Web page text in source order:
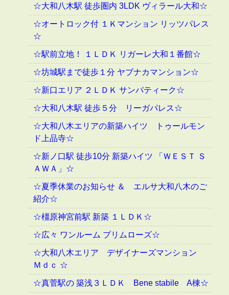
☆大和八木駅 徒歩圏内 3LDK ヴィラール大和☆
☆オートロック付 １Ｋマンション リッツパレス
☆
☆駅前立地！ １ＬＤＫ リガーレ大和１番館☆
☆坊城駅まで徒歩１分 ヤブナカマンション☆
☆新口エリア ２ＬＤＫ サンパティーク☆
☆大和八木駅 徒歩５分 リーガパレス☆
☆大和八木エリアの新築ハイツ トゥールモン
ド上品寺☆
☆新ノ口駅 徒歩10分 新築ハイツ 「ＷＥＳＴ Ｓ
ＡＷＡ」☆
☆夏季休業のお知らせ ＆ エルサ大和八木のご
紹介☆
☆橿原神宮前駅 新築 １ＬＤＫ☆
☆広々 ワンルーム プリムローズ☆
☆大和八木エリア デザイナーズマンション
Ｍｄｃ ☆
☆真菅駅の 築浅３ＬＤＫ Bene stabile A棟☆